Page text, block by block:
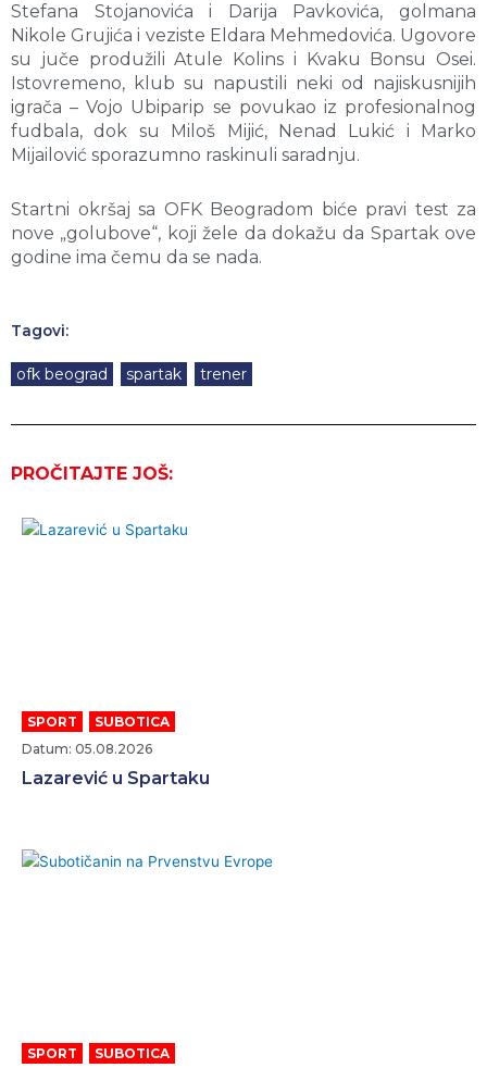
Stefana Stojanovića i Darija Pavkovića, golmana
Nikole Grujića i veziste Eldara Mehmedovića. Ugovore
su juče produžili Atule Kolins i Kvaku Bonsu Osei.
Istovremeno, klub su napustili neki od najiskusnijih
igrača – Vojo Ubiparip se povukao iz profesionalnog
fudbala, dok su Miloš Mijić, Nenad Lukić i Marko
Mijailović sporazumno raskinuli saradnju.
Startni okršaj sa OFK Beogradom biće pravi test za
nove „golubove“, koji žele da dokažu da Spartak ove
godine ima čemu da se nada.
Tagovi:
ofk beograd spartak trener
PROČITAJTE JOŠ:
SPORT
SUBOTICA
Datum: 05.08.2026
Lazarević u Spartaku
SPORT
SUBOTICA